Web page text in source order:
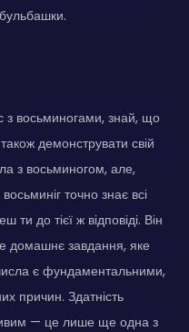
з восьминогами, знай, що
демонструвати свій
з восьминогом, але,
точно знає всі
ти до тієї ж відповіді. Він
домашнє завдання, яке
є фундаментальними,
причин. Здатність
— це лише ще одна з